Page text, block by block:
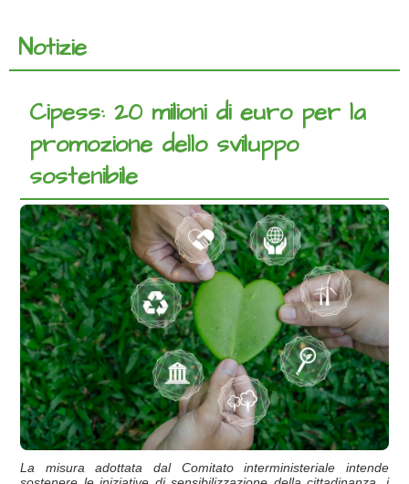
Notizie
Cipess: 20 milioni di euro per la
promozione dello sviluppo
sostenibile
La misura adottata dal Comitato interministeriale intende